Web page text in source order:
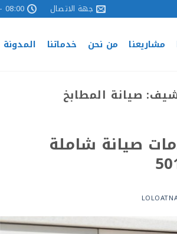
جهة الاتصال 08:00 - 17:00
مشاريعنا من نحن خدماتنا المدونة
صيانة المطابخ
صيانة شاملة